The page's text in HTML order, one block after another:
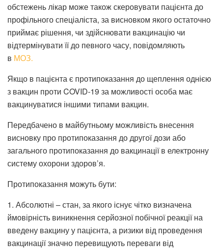
обстежень лікар може також скеровувати пацієнта до
профільного спеціаліста, за висновком якого остаточно
приймає рішення, чи здійснювати вакцинацію чи
відтермінувати її до певного часу, повідомляють
в МОЗ.
Якщо в пацієнта є протипоказання до щеплення однією
з вакцин проти COVID-19 за можливості особа має
вакцинуватися іншими типами вакцин.
Передбачено в майбутньому можливість внесення
висновку про протипоказання до другої дози або
загального протипоказання до вакцинації в електронну
систему охорони здоров’я.
Протипоказання можуть бути:
1. Абсолютні – стан, за якого існує чітко визначена
ймовірність виникнення серйозної побічної реакції на
введену вакцину у пацієнта, а ризики від проведення
вакцинації значно перевищують переваги від